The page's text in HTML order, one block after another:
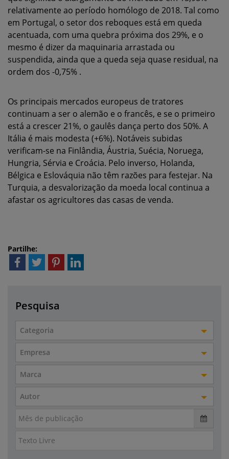
relativamente ao período homólogo de 2018. Tal como
em Portugal, o setor dos reboques está em queda
acentuada, com uma quebra próxima dos 29%, e o
mesmo é dizer da maquinaria arrastada ou
suspendida, ainda que a queda seja quase residual, na
ordem dos -0,75% .
Os principais mercados europeus de tratores
continuam a ser o alemão e o francês, e se o primeiro
está a crescer 21%, o gaulês dança perto dos 50%. A
Itália é mais modesta (+6%). Notáveis subidas
verificam-se na Finlândia, Áustria, Suécia, Noruega,
Hungria, Sérvia e Croácia. Pelo inverso, Holanda,
Bélgica e Eslováquia não têm razões para festejar. Na
Turquia, a desvalorização da moeda local continua a
afastar os agricultores das casas de venda.
Partilhe:
Pesquisa
Categoria
Empresa
Marca
Autor